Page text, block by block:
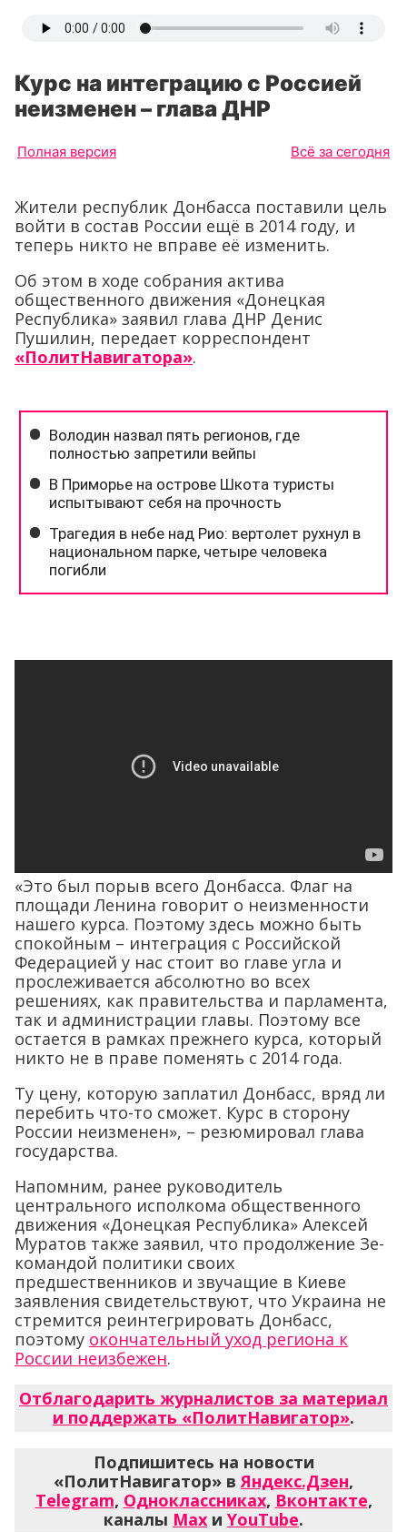
Курс на интеграцию с Россией
неизменен – глава ДНР
Полная версия Всё за сегодня
Жители республик Донбасса поставили цель
войти в состав России ещё в 2014 году, и
теперь никто не вправе её изменить.
Об этом в ходе собрания актива
общественного движения «Донецкая
Республика» заявил глава ДНР Денис
Пушилин, передает корреспондент
«ПолитНавигатора».
«Это был порыв всего Донбасса. Флаг на
площади Ленина говорит о неизменности
нашего курса. Поэтому здесь можно быть
спокойным – интеграция с Российской
Федерацией у нас стоит во главе угла и
прослеживается абсолютно во всех
решениях, как правительства и парламента,
так и администрации главы. Поэтому все
остается в рамках прежнего курса, который
никто не в праве поменять с 2014 года.
Ту цену, которую заплатил Донбасс, вряд ли
перебить что-то сможет. Курс в сторону
России неизменен», – резюмировал глава
государства.
Напомним, ранее руководитель
центрального исполкома общественного
движения «Донецкая Республика» Алексей
Муратов также заявил, что продолжение Зе-
командой политики своих
предшественников и звучащие в Киеве
заявления свидетельствуют, что Украина не
стремится реинтегрировать Донбасс,
поэтому окончательный уход региона к
России неизбежен.
Отблагодарить журналистов за материал
и поддержать «ПолитНавигатор».
Подпишитесь на новости
«ПолитНавигатор» вЯндекс.Дзен,
Telegram, Одноклассниках, Вконтакте,
каналы Max и YouTube.